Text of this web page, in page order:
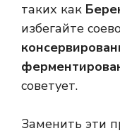
таких как
избегайте
советует.
Заменить эти